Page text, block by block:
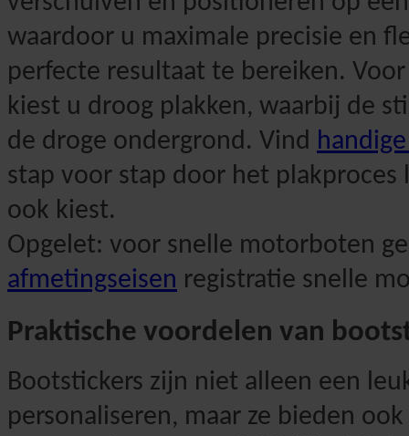
waardoor u maximale precisie en
perfecte resultaat te bereiken.
kiest u droog plakken, waarbij de
de droge ondergrond. Vind
stap voor stap door het
ook kiest.
Opgelet: voor snelle motorboten
afmetingseisen registratie snelle
Praktische voordelen van
Bootstickers zijn niet alleen een
personaliseren, maar ze bieden